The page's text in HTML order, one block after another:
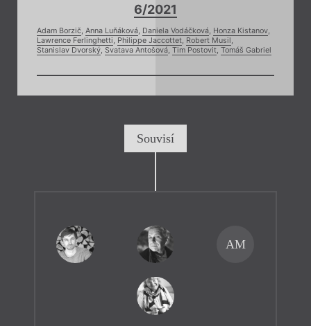
6/2021
Adam Borzič, Anna Luňáková, Daniela Vodáčková, Honza Kistanov,
Lawrence Ferlinghetti, Philippe Jaccottet, Robert Musil,
Stanislav Dvorský, Svatava Antošová, Tim Postovit, Tomáš Gabriel
Souvisí
AM